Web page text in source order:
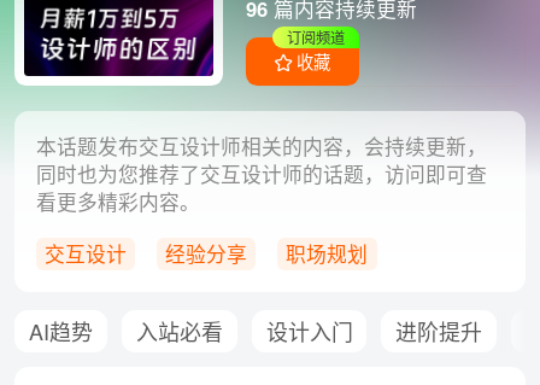
96 篇内容持续更新
收藏
订阅频道
本话题发布交互设计师相关的内容，会持续更新，
同时也为您推荐了交互设计师的话题，访问即可查
看更多精彩内容。
交互设计
经验分享
职场规划
AI趋势 入站必看 设计入门 进阶提升